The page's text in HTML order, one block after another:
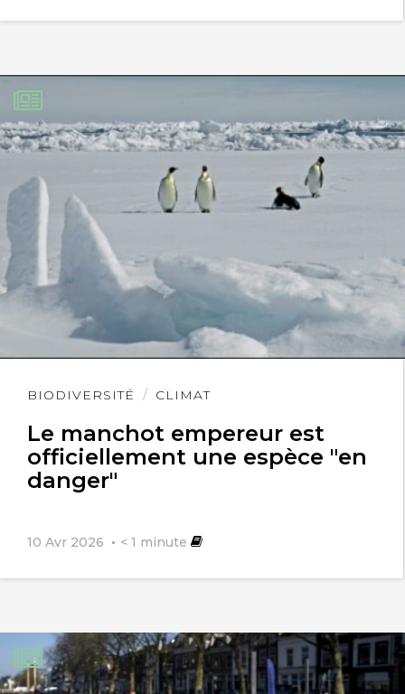
BIODIVERSITÉ CLIMAT
Le manchot empereur est
officiellement une espèce "en
danger"
10 Avr 2026 < 1 minute
Lire